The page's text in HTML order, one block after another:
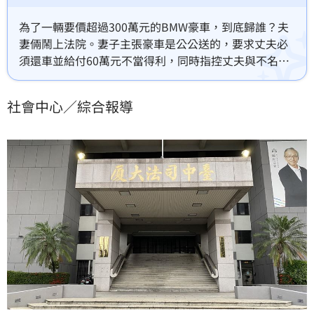
為了一輛要價超過300萬元的BMW豪車，到底歸誰？夫
妻倆鬧上法院。妻子主張豪車是公公送的，要求丈夫必
須還車並給付60萬元不當得利，同時指控丈夫與不名女
子牽手逛奇美博物館，已侵害配偶權、求償50萬元。丈
才登記在妻子名下。法官審理後認定，這輛車兩人都有
社會中心／綜合報導